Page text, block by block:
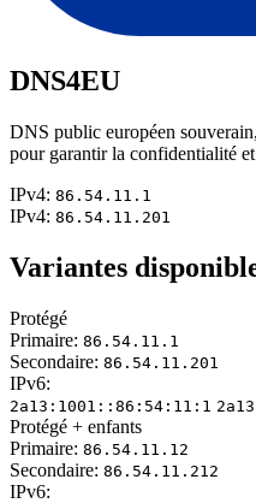
DNS4EU
DNS public européen
pour garantir la confidentialité
IPv4: 86.54.11.1
IPv4: 86.54.11.201
Variantes
Protégé
Primaire: 86.54.11.1
Secondaire: 86.54.11.201
IPv6:
2a13:1001::86:54:11:1
Protégé + enfants
Primaire: 86.54.11.12
Secondaire: 86.54.11.212
IPv6: